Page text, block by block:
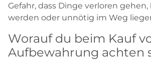
Gefahr, dass Dinge verloren
werden oder unnötig im Weg
Worauf du beim Kauf
Aufbewahrung achten